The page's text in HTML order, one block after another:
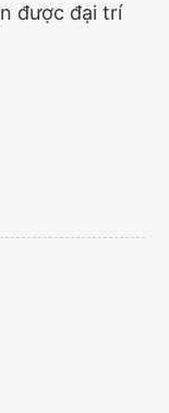
được đại trí